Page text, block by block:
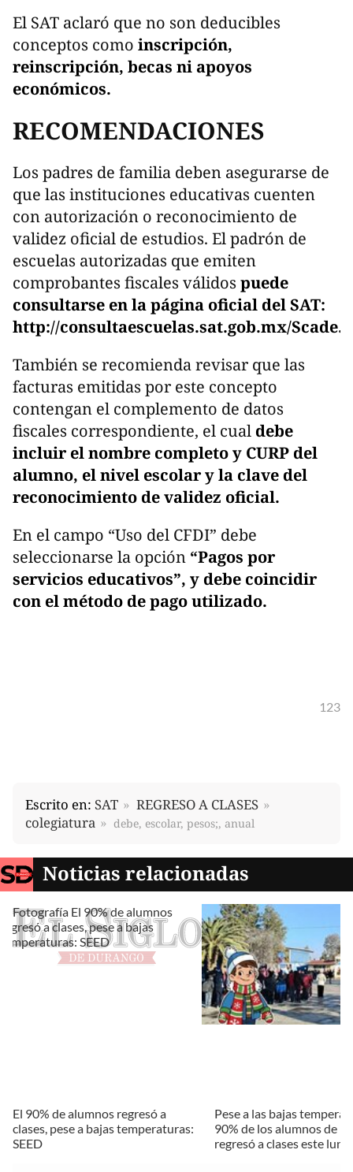
El SAT aclaró que no son deducibles
conceptos como inscripción,
reinscripción, becas ni apoyos
económicos.
RECOMENDACIONES
Los padres de familia deben asegurarse de
que las instituciones educativas cuenten
con autorización o reconocimiento de
validez oficial de estudios. El padrón de
escuelas autorizadas que emiten
comprobantes fiscales válidos puede
consultarse en la página oficial del SAT:
http://consultaescuelas.sat.gob.mx/
También se recomienda revisar que las
facturas emitidas por este concepto
contengan el complemento de datos
fiscales correspondiente, el cual debe
incluir el nombre completo y CURP del
alumno, el nivel escolar y la clave del
reconocimiento de validez oficial.
En el campo “Uso del CFDI” debe
seleccionarse la opción “Pagos por
servicios educativos”, y debe coincidir
con el método de pago utilizado.
123
Escrito en: SAT
REGRESO A CLASES
colegiatura
debe, escolar, pesos;, anual
Noticias relacionadas
El 90% de alumnos regresó a
clases, pese a bajas temperaturas:
SEED
Pese a las bajas
90% de los alumnos de
regresó a clases este